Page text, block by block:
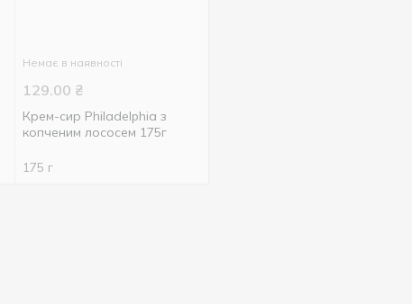
Немає в наявності
129.00 ₴
Крем-сир Philadelphia з
копченим лососем 175г
175 г